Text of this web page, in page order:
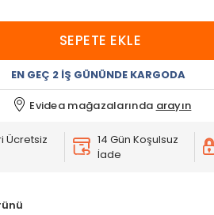
SEPETE EKLE
EN GEÇ 2 İŞ GÜNÜNDE KARGODA
Evidea mağazalarında arayın
Ücretsiz
14 Gün Koşulsuz
İade